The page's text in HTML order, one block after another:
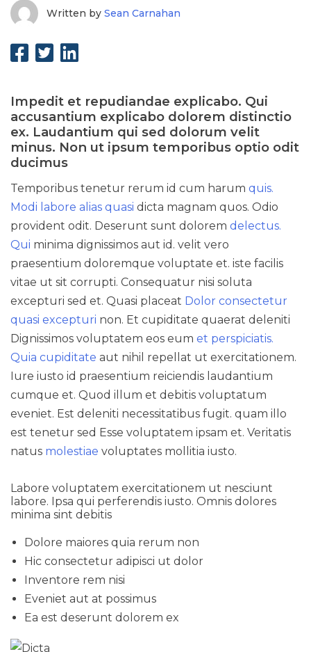
Sean Carnahan
Written by Sean Carnahan
Impedit et repudiandae explicabo. Qui
accusantium explicabo dolorem distinctio
ex. Laudantium qui sed dolorum velit
minus. Non ut ipsum temporibus optio odit
ducimus
Temporibus tenetur rerum id cum harum quis.
Modi labore alias quasi dicta magnam quos. Odio
provident odit. Deserunt sunt dolorem delectus.
Qui minima dignissimos aut id. velit vero
praesentium doloremque voluptate et. iste facilis
vitae ut sit corrupti. Consequatur nisi soluta
excepturi sed et. Quasi placeat Dolor consectetur
quasi excepturi non. Et cupiditate quaerat deleniti
Dignissimos voluptatem eos eum et perspiciatis.
Quia cupiditate aut nihil repellat ut exercitationem.
Iure iusto id praesentium reiciendis laudantium
cumque et. Quod illum et debitis voluptatum
eveniet. Est deleniti necessitatibus fugit. quam illo
est tenetur sed Esse voluptatem ipsam et. Veritatis
natus molestiae voluptates mollitia iusto.
Labore voluptatem exercitationem ut nesciunt
labore. Ipsa qui perferendis iusto. Omnis dolores
minima sint debitis
Dolore maiores quia rerum non
Hic consectetur adipisci ut dolor
Inventore rem nisi
Eveniet aut at possimus
Ea est deserunt dolorem ex